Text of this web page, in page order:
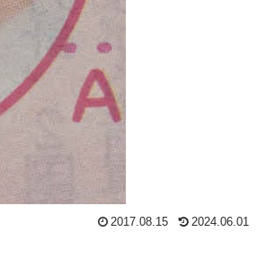
2017.08.15 2024.06.01